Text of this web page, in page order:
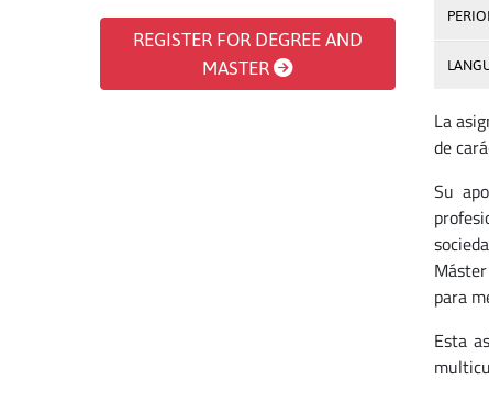
REGISTER FOR DEGREE AND
MASTER
La
de
Su
para
Esta